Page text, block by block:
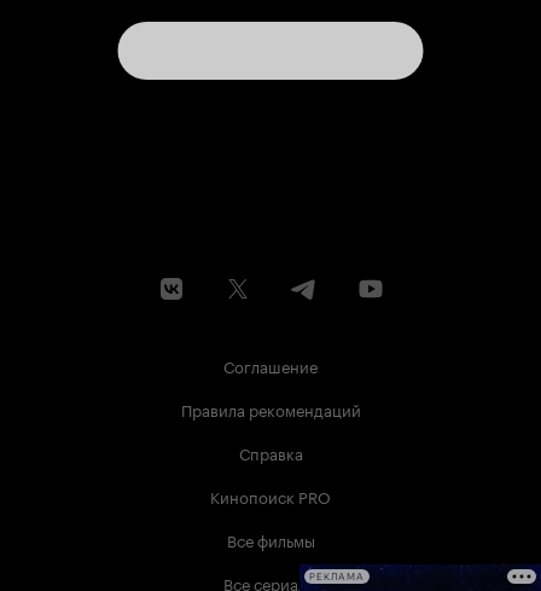
Соглашение
Правила рекомендаций
Справка
Кинопоиск PRO
Все фильмы
Все сериалыРЕКЛАМА